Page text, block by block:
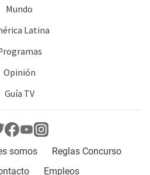
Mundo
Latina
Opinión
Guía TV
somos
Reglas Concurso
Empleos